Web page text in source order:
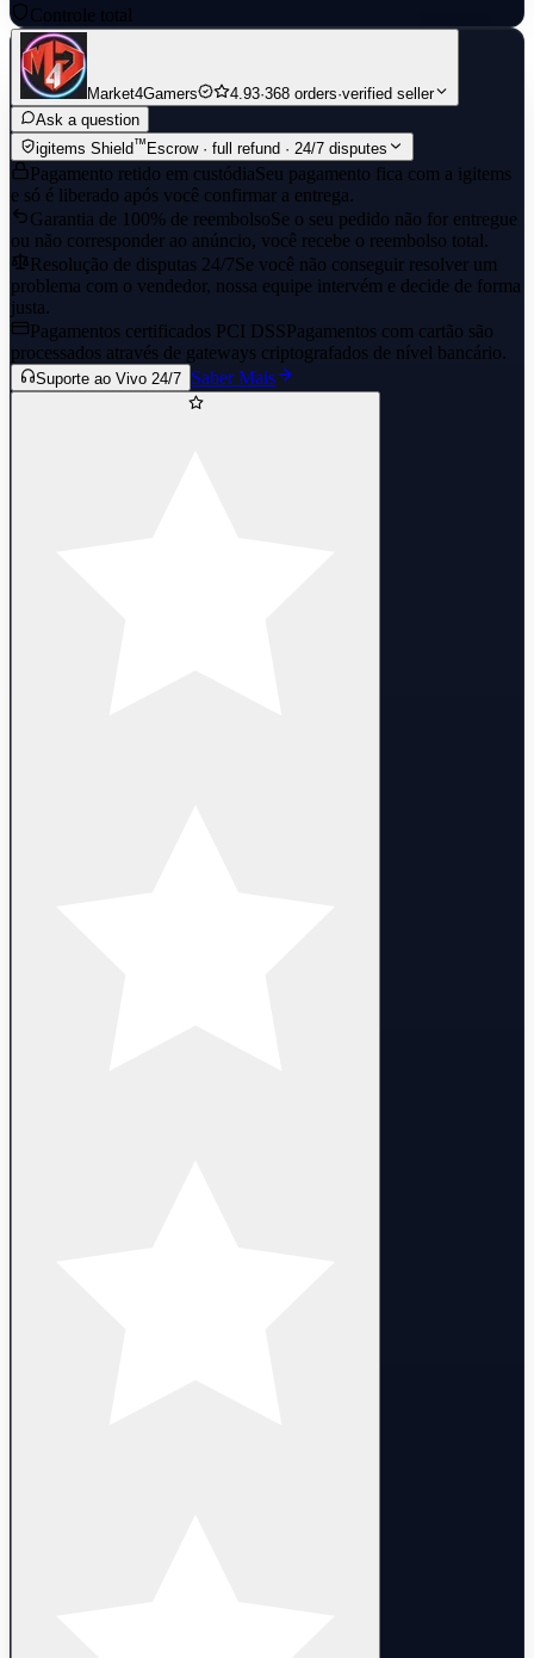
Controle total
Market4Gamers 4.93·368 orders·verified seller
Ask a question
igitems Shield™ Escrow · full refund · 24/7 disputes
Pagamento retido em custódiaSeu pagamento fica com a igitems
e só é liberado após você confirmar a entrega.
Garantia de 100% de reembolsoSe o seu pedido não for entregue
ou não corresponder ao anúncio, você recebe o reembolso total.
Resolução de disputas 24/7Se você não conseguir resolver um
problema com o vendedor, nossa equipe intervém e decide de forma
justa.
Pagamentos certificados PCI DSS Pagamentos com cartão são
processados através de gateways criptografados de nível bancário.
Suporte ao Vivo 24/7 Saber Mais